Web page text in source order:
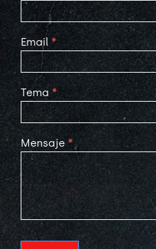
Email *
Tema *
Mensaje *